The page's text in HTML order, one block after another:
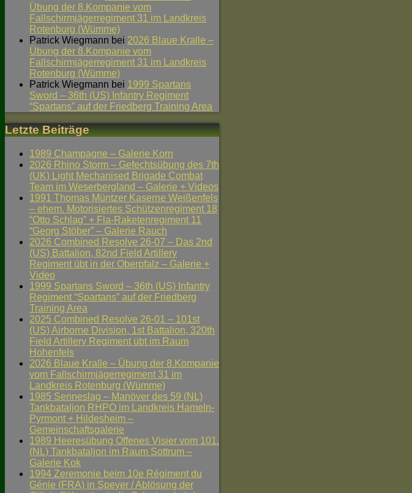
Übung der 8.Kompanie vom
Fallschirmjägerregiment 31 im Landkreis
Rotenburg (Wümme)
Patrick Wiegmann bei 2026 Blaue Kralle –
Übung der 8.Kompanie vom
Fallschirmjägerregiment 31 im Landkreis
Rotenburg (Wümme)
Patrick Wiegmann bei 1999 Spartans
Sword – 36th (US) Infantry Regiment
“Spartans” auf der Friedberg Training Area
Letzte Beiträge
1989 Champagne – Galerie Korn
2026 Rhino Storm – Gefechtsübung des 7th
(UK) Light Mechanised Brigade Combat
Team im Weserbergland – Galerie + Videos
1991 Thomas Müntzer Kaserne Weißenfels
– ehem. Motorisiertes Schützenregiment 18
“Otto Schlag” + Fla-Raketenregiment 11
“Georg Stöber” – Galerie Rauch
2026 Combined Resolve 26-07 – Das 2nd
(US) Battalion, 82nd Field Artillery
Regiment übt in der Oberpfalz – Galerie +
Video
1999 Spartans Sword – 36th (US) Infantry
Regiment “Spartans” auf der Friedberg
Training Area
2025 Combined Resolve 26-01 – 101st
(US) Airborne Division, 1st Battalion, 320th
Field Artillery Regiment übt im Raum
Hohenfels
2026 Blaue Kralle – Übung der 8.Kompanie
vom Fallschirmjägerregiment 31 im
Landkreis Rotenburg (Wümme)
1985 Senneslag – Manöver des 59 (NL)
Tankbataljon RHPO im Landkreis Hameln-
Pyrmont + Hildesheim –
Gemeinschaftsgalerie
1989 Heeresübung Offenes Visier vom 101.
(NL) Tankbataljon im Raum Sottrum –
Galerie Kok
1994 Zeremonie beim 10e Régiment du
Génie (FRA) in Speyer / Ablösung der